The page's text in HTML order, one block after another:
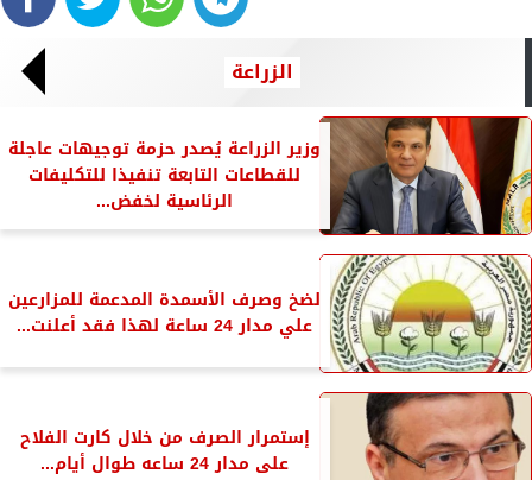
الزراعة
وزير الزراعة يُصدر حزمة توجيهات عاجلة
للقطاعات التابعة تنفيذا للتكليفات
الرئاسية لخفض...
لضخ وصرف الأسمدة المدعمة للمزارعين
علي مدار 24 ساعة لهذا فقد أعلنت...
إستمرار الصرف من خلال كارت الفلاح
على مدار 24 ساعه طوال أيام...